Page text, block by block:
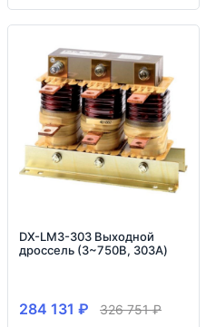
DX-LM3-303 Выходной
дроссель (3~750В, 303A)
284 131 ₽ 326 751₽